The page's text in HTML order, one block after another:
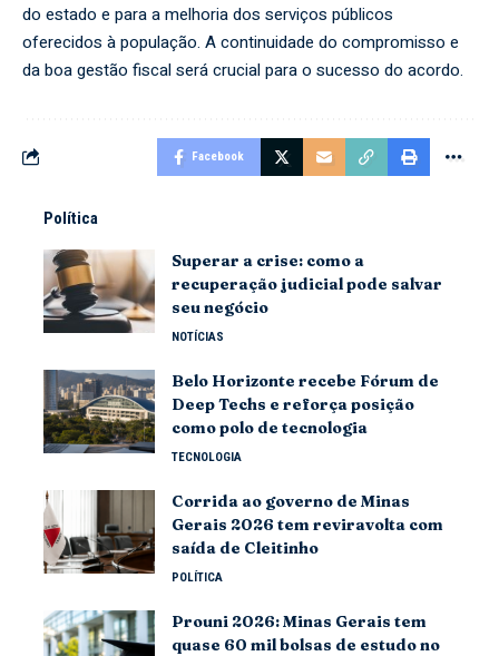
do estado e para a melhoria dos serviços públicos
oferecidos à população. A continuidade do compromisso e
da boa gestão fiscal será crucial para o sucesso do acordo.
Facebook
Política
Superar a crise: como a
recuperação judicial pode salvar
seu negócio
NOTÍCIAS
Belo Horizonte recebe Fórum de
Deep Techs e reforça posição
como polo de tecnologia
TECNOLOGIA
Corrida ao governo de Minas
Gerais 2026 tem reviravolta com
saída de Cleitinho
POLÍTICA
Prouni 2026: Minas Gerais tem
quase 60 mil bolsas de estudo no